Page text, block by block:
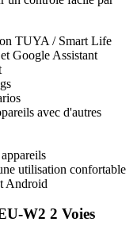
TUYA / Smart Life
Google Assistant
avec d'autres
utilisation confortable
Android
W2 2 Voies